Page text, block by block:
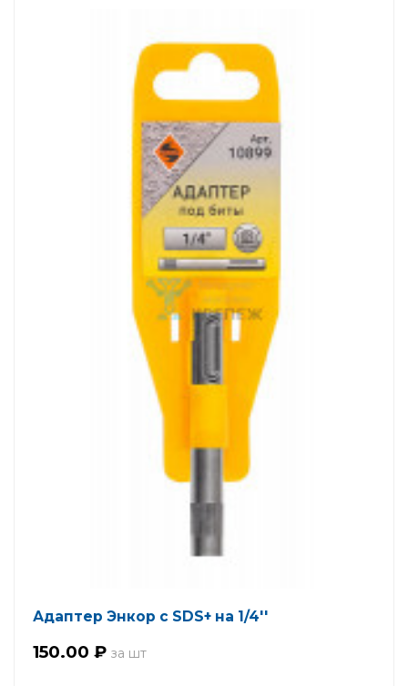
Адаптер Энкор с SDS+ на 1/4''
150.00 ₽